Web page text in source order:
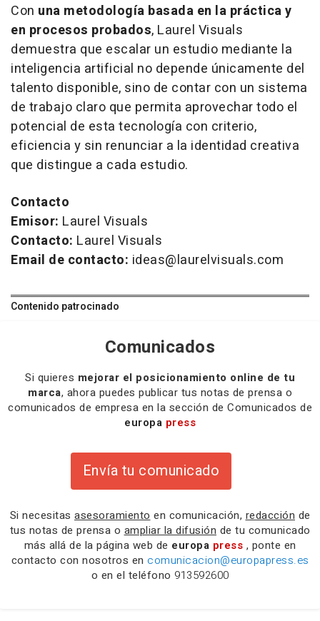
Con una metodología basada en la práctica y
en procesos probados, Laurel Visuals
demuestra que escalar un estudio mediante la
inteligencia artificial no depende únicamente del
talento disponible, sino de contar con un sistema
de trabajo claro que permita aprovechar todo el
potencial de esta tecnología con criterio,
eficiencia y sin renunciar a la identidad creativa
que distingue a cada estudio.
Contacto
Emisor: Laurel Visuals
Contacto: Laurel Visuals
Email de contacto: ideas@laurelvisuals.com
Contenido patrocinado
Comunicados
Si quieres mejorar el posicionamiento online de tu
marca, ahora puedes publicar tus notas de prensa o
comunicados de empresa en la sección de Comunicados de
europa press
Envía tu comunicado
Si necesitas asesoramiento en comunicación, redacción de
tus notas de prensa o ampliar la difusión de tu comunicado
más allá de la página web de europa press , ponte en
contacto con nosotros en comunicacion@europapress.es
o en el teléfono 913592600